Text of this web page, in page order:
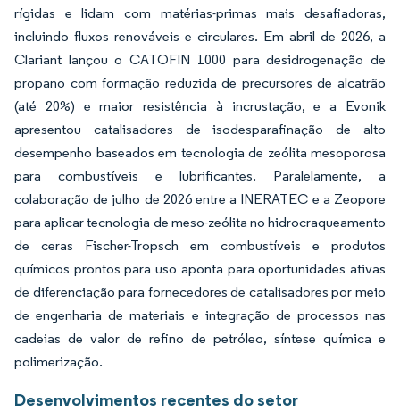
rígidas e lidam com matérias-primas mais desafiadoras,
incluindo fluxos renováveis e circulares. Em abril de 2026, a
Clariant lançou o CATOFIN 1000 para desidrogenação de
propano com formação reduzida de precursores de alcatrão
(até 20%) e maior resistência à incrustação, e a Evonik
apresentou catalisadores de isodesparafinação de alto
desempenho baseados em tecnologia de zeólita mesoporosa
para combustíveis e lubrificantes. Paralelamente, a
colaboração de julho de 2026 entre a INERATEC e a Zeopore
para aplicar tecnologia de meso-zeólita no hidrocraqueamento
de ceras Fischer-Tropsch em combustíveis e produtos
químicos prontos para uso aponta para oportunidades ativas
de diferenciação para fornecedores de catalisadores por meio
de engenharia de materiais e integração de processos nas
cadeias de valor de refino de petróleo, síntese química e
polimerização.
Desenvolvimentos recentes do setor